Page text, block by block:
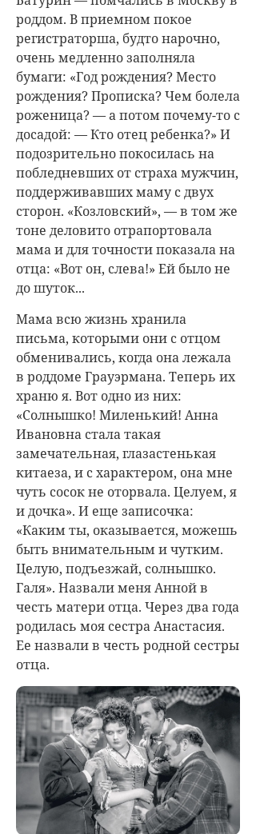
роддом. В приемном покое
регистраторша, будто нарочно,
очень медленно заполняла
бумаги: «Год рождения? Место
рождения? Прописка? Чем болела
роженица? — а потом почему-то с
досадой: — Кто отец ребенка?» И
подозрительно покосилась на
побледневших от страха мужчин,
поддерживавших маму с двух
сторон. «Козловский», — в том же
тоне деловито отрапортовала
мама и для точности показала на
отца: «Вот он, слева!» Ей было не
до шуток...
Мама всю жизнь хранила
письма, которыми они с отцом
обменивались, когда она лежала
в роддоме Грауэрмана. Теперь их
храню я. Вот одно из них:
«Солнышко! Миленький! Анна
Ивановна стала такая
замечательная, глазастенькая
китаеза, и с характером, она мне
чуть сосок не оторвала. Целуем, я
и дочка». И еще записочка:
«Каким ты, оказывается, можешь
быть внимательным и чутким.
Целую, подъезжай, солнышко.
Галя». Назвали меня Анной в
честь матери отца. Через два года
родилась моя сестра Анастасия.
Ее назвали в честь родной сестры
отца.